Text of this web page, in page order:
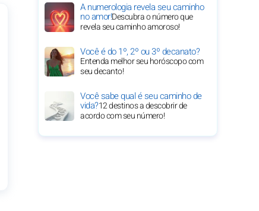
A numerologia revela seu caminho
no amor!Descubra o número que
revela seu caminho amoroso!
Você é do 1º, 2º ou 3º decanato?
Entenda melhor seu horóscopo com
seu decanto!
Você sabe qual é seu caminho de
vida?12 destinos a descobrir de
acordo com seu número!